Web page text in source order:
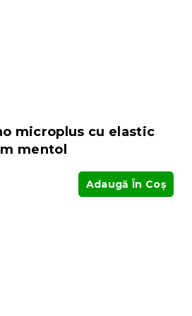
microplus cu elastic
mentol
Adaugă În Coş